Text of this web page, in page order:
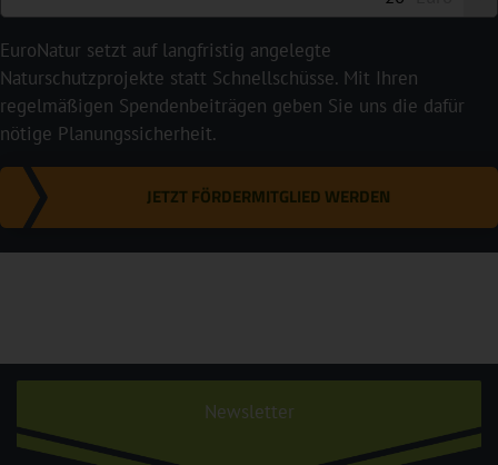
EuroNatur setzt auf langfristig angelegte
Naturschutzprojekte statt Schnellschüsse. Mit Ihren
regelmäßigen Spendenbeiträgen geben Sie uns die dafür
nötige Planungssicherheit.
JETZT FÖRDERMITGLIED WERDEN
Newsletter